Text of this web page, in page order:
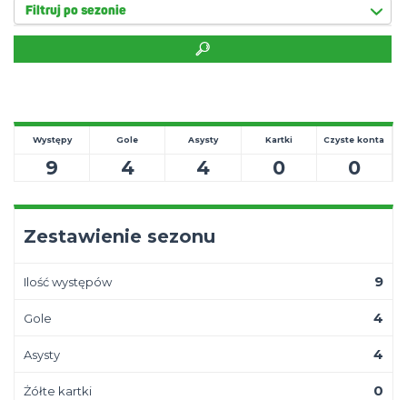
Filtruj po sezonie
Występy
9
Gole
4
Asysty
4
Kartki
0
Czyste konta
0
Zestawienie sezonu
Ilość występów 9
Gole 4
Asysty 4
Żółte kartki 0